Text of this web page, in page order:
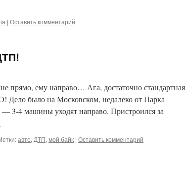
| Оставить комментарий
прямо, ему направо… Ага, достаточно стандартная
Дело было на Московском, недалеко от Парка
3-4 машины уходят направо. Пристроился за
авто, ДТП, мой байк | Оставить комментарий